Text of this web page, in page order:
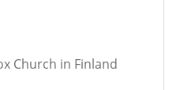
Church in Finland